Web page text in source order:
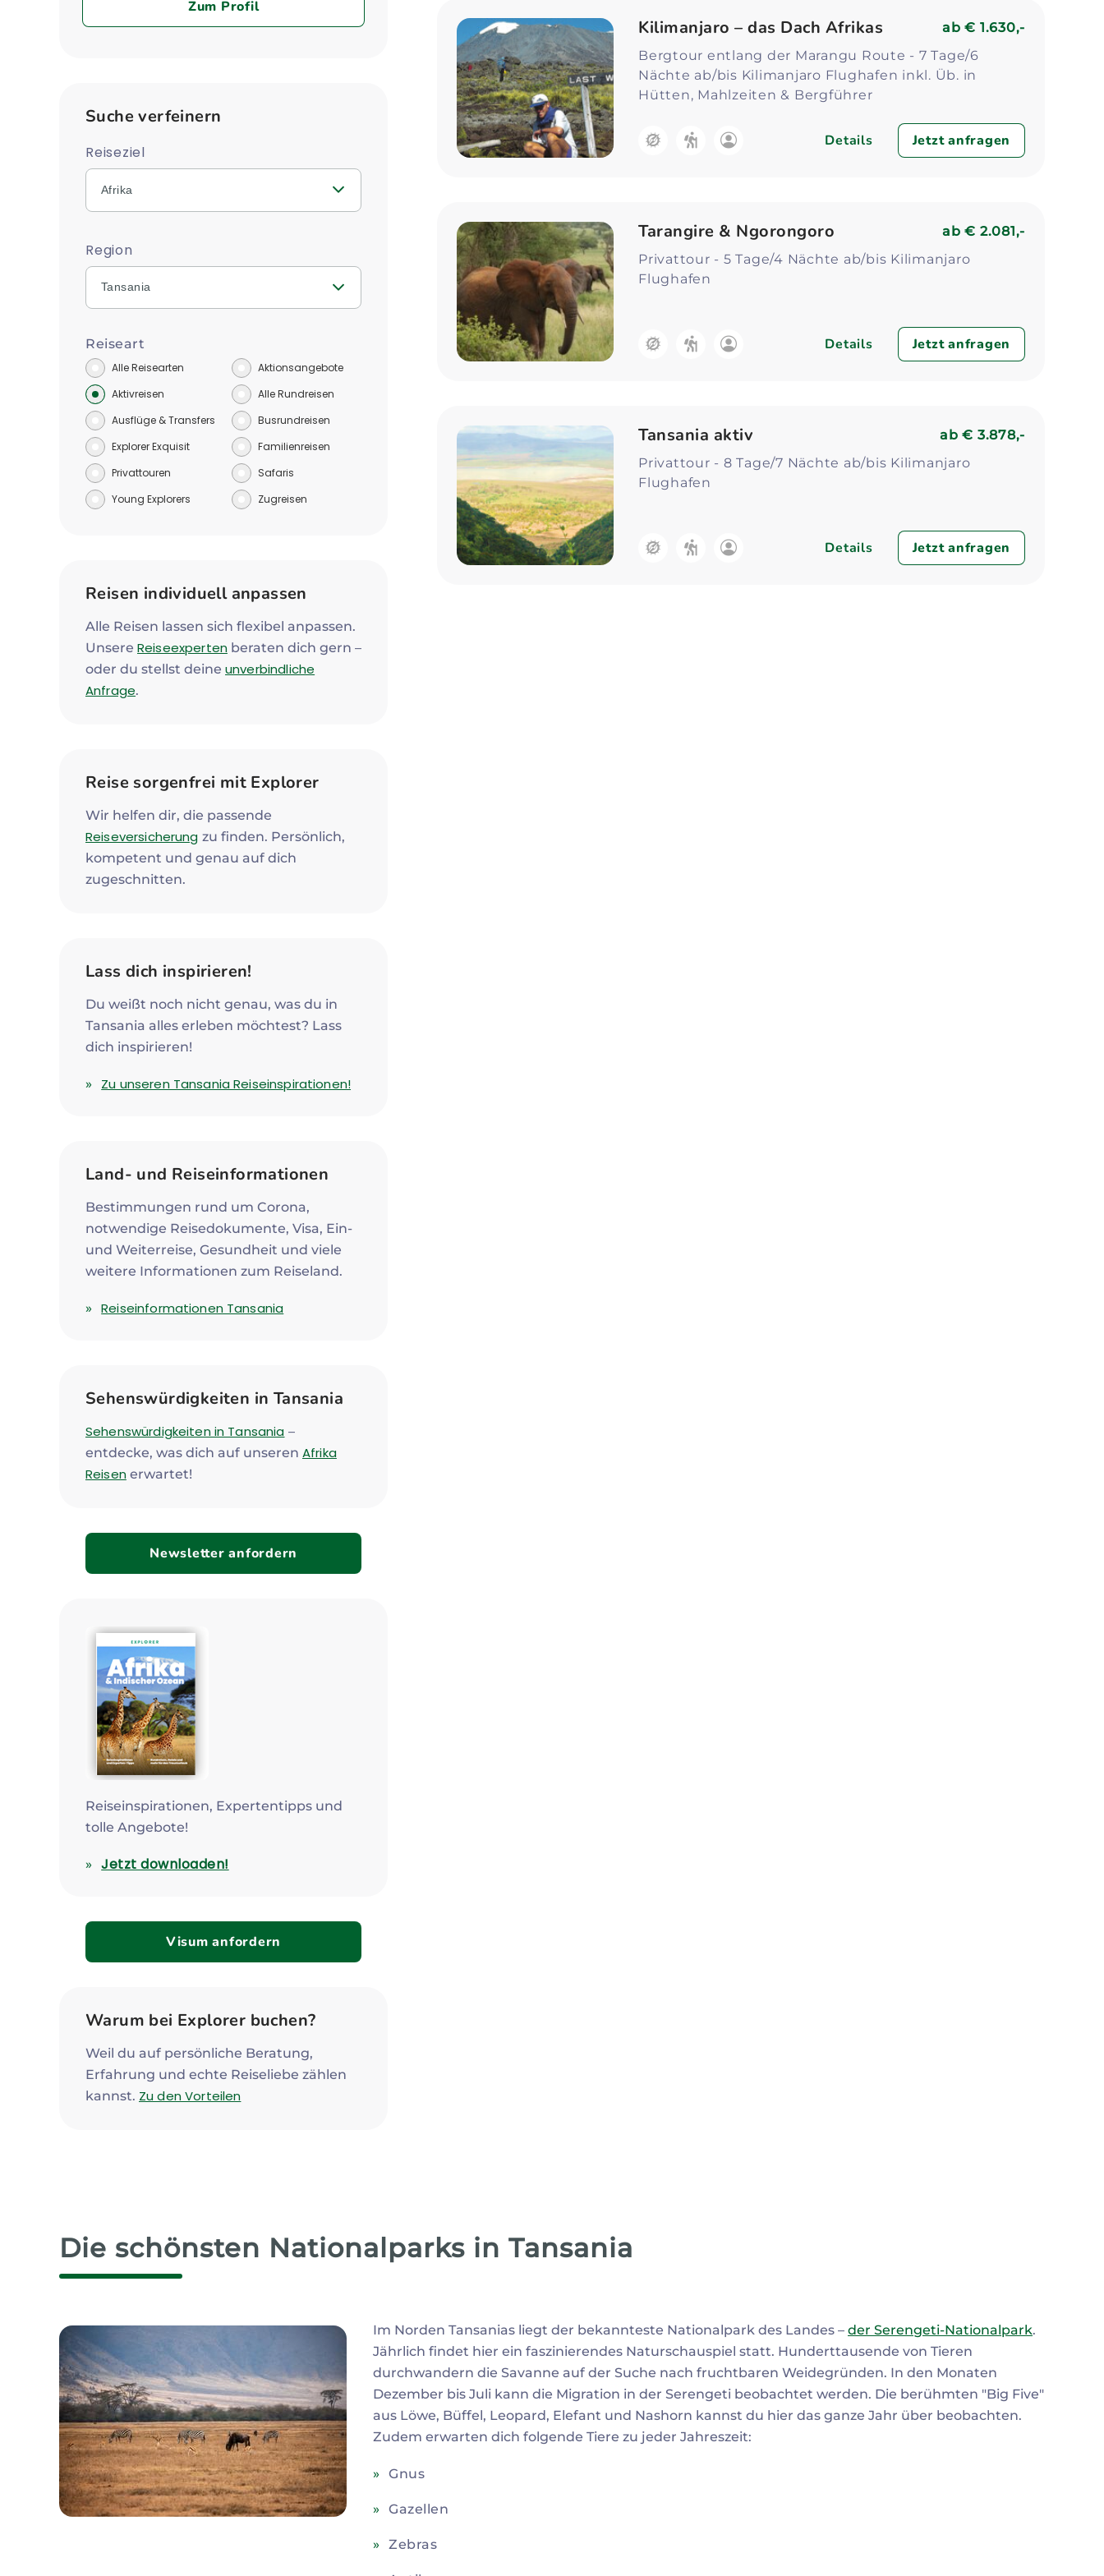
Kilimanjaro – das Dach Afrikas ab€ 1.630,-
Bergtour entlang der Marangu Route - 7 Tage/6
Nächte ab/bis Kilimanjaro Flughafen inkl. Üb. in
Hütten, Mahlzeiten & Bergführer
Details Jetzt anfragen
Tarangire & Ngorongoro ab€ 2.081,-
Privattour - 5 Tage/4 Nächte ab/bis Kilimanjaro
Flughafen
Details Jetzt anfragen
Tansania aktiv ab€ 3.878,-
Privattour - 8 Tage/7 Nächte ab/bis Kilimanjaro
Flughafen
Details Jetzt anfragen
Zum Profil
Suche verfeinern
Reiseziel
Afrika
Region
Tansania
Reiseart
Alle Reisearten
Aktionsangebote
Aktivreisen
Alle Rundreisen
Ausflüge & Transfers
Busrundreisen
Explorer Exquisit
Familienreisen
Privattouren
Safaris
Young Explorers
Zugreisen
Reisen individuell anpassen
Alle Reisen lassen sich flexibel anpassen.
Unsere Reiseexpertenberaten dich gern –
oder du stellst deine unverbindliche
Anfrage.
Reise sorgenfrei mit Explorer
Wir helfen dir, die passende
Reiseversicherung zu finden. Persönlich,
kompetent und genau auf dich
zugeschnitten.
Lass dich inspirieren!
Du weißt noch nicht genau, was du in
Tansania alles erleben möchtest? Lass
dich inspirieren!
Zu unseren Tansania Reiseinspirationen!
Land- und Reiseinformationen
Bestimmungen rund um Corona,
notwendige Reisedokumente, Visa, Ein-
und Weiterreise, Gesundheit und viele
weitere Informationen zum Reiseland.
Reiseinformationen Tansania
Sehenswürdigkeiten in Tansania
Sehenswürdigkeiten in Tansania –
entdecke, was dich auf unseren Afrika
Reisenerwartet!
Newsletter anfordern
Reiseinspirationen, Expertentipps und
tolle Angebote!
Jetzt downloaden!
Visum anfordern
Warum bei Explorer buchen?
Weil du auf persönliche Beratung,
Erfahrung und echte Reiseliebe zählen
kannst. Zu den Vorteilen
Die schönsten Nationalparks in Tansania
Im Norden Tansanias liegt der bekannteste Nationalpark des Landes – der Serengeti-Nationalpark.
Jährlich findet hier ein faszinierendes Naturschauspiel statt. Hunderttausende von Tieren
durchwandern die Savanne auf der Suche nach fruchtbaren Weidegründen. In den Monaten
Dezember bis Juli kann die Migration in der Serengeti beobachtet werden. Die berühmten "Big Five"
aus Löwe, Büffel, Leopard, Elefant und Nashorn kannst du hier das ganze Jahr über beobachten.
Zudem erwarten dich folgende Tiere zu jeder Jahreszeit:
Gnus
Gazellen
Zebras